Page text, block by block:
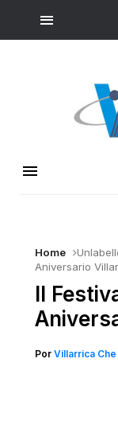
Home
Aniversario
II
Por Villarrica Che